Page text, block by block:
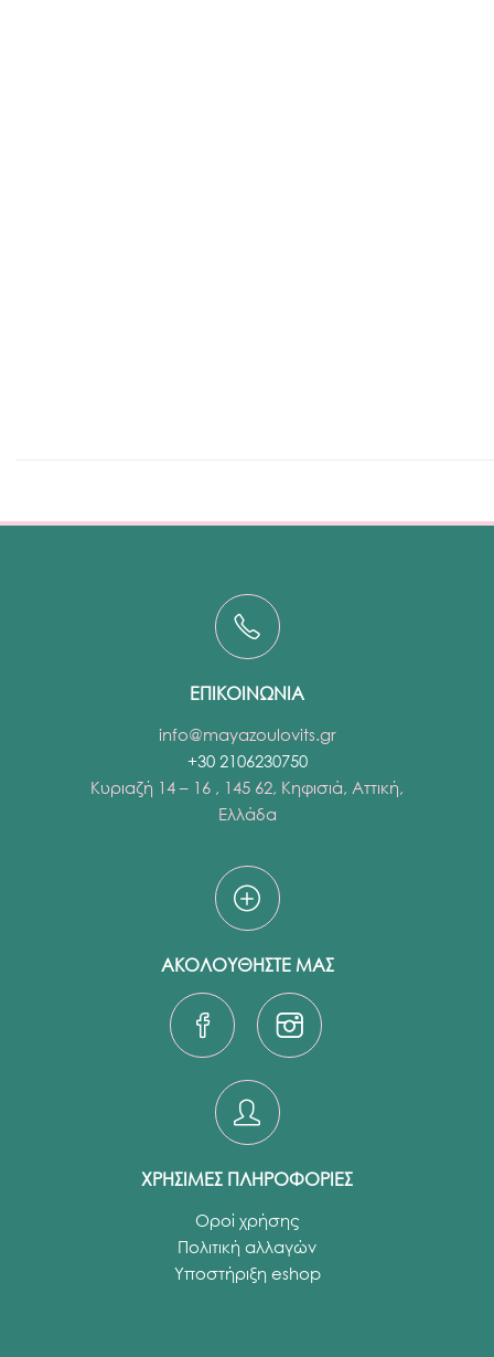
ΕΠΙΚΟΙΝΩΝΙΑ
info@mayazoulovits.gr
+30 2106230750
Κυριαζή 14 – 16 , 145 62, Κηφισιά, Αττική,
Ελλάδα
ΑΚΟΛΟΥΘΗΣΤΕ ΜΑΣ
ΧΡΗΣΙΜΕΣ ΠΛΗΡΟΦΟΡΙΕΣ
Οροί χρήσης
Πολιτική αλλαγών
Υποστήριξη eshop